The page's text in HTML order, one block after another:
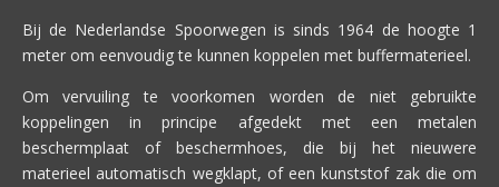
Bij de Nederlandse Spoorwegen is sinds 1964 de hoogte 1
meter om eenvoudig te kunnen koppelen met buffermaterieel.
Om vervuiling te voorkomen worden de niet gebruikte
koppelingen in principe afgedekt met een metalen
beschermplaat of beschermhoes, die bij het nieuwere
materieel automatisch wegklapt, of een kunststof zak die om